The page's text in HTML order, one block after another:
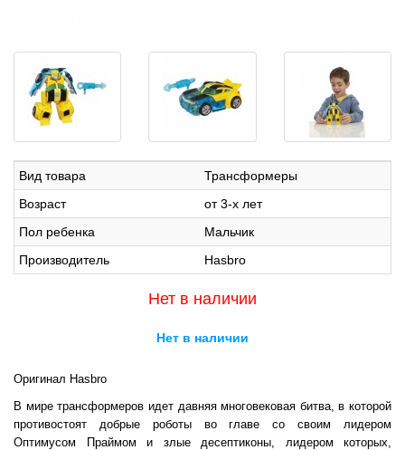
Вид товара
Трансформеры
Возраст
от 3-х лет
Пол ребенка
Мальчик
Производитель
Hasbro
Нет в наличии
Нет в наличии
Оригинал Hasbro
В мире трансформеров идет давняя многовековая битва, в которой
противостоят добрые роботы во главе со своим лидером
Оптимусом Праймом и злые десептиконы, лидером которых,